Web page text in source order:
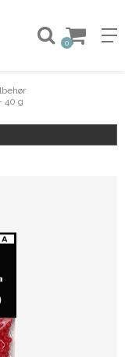
0
40 g